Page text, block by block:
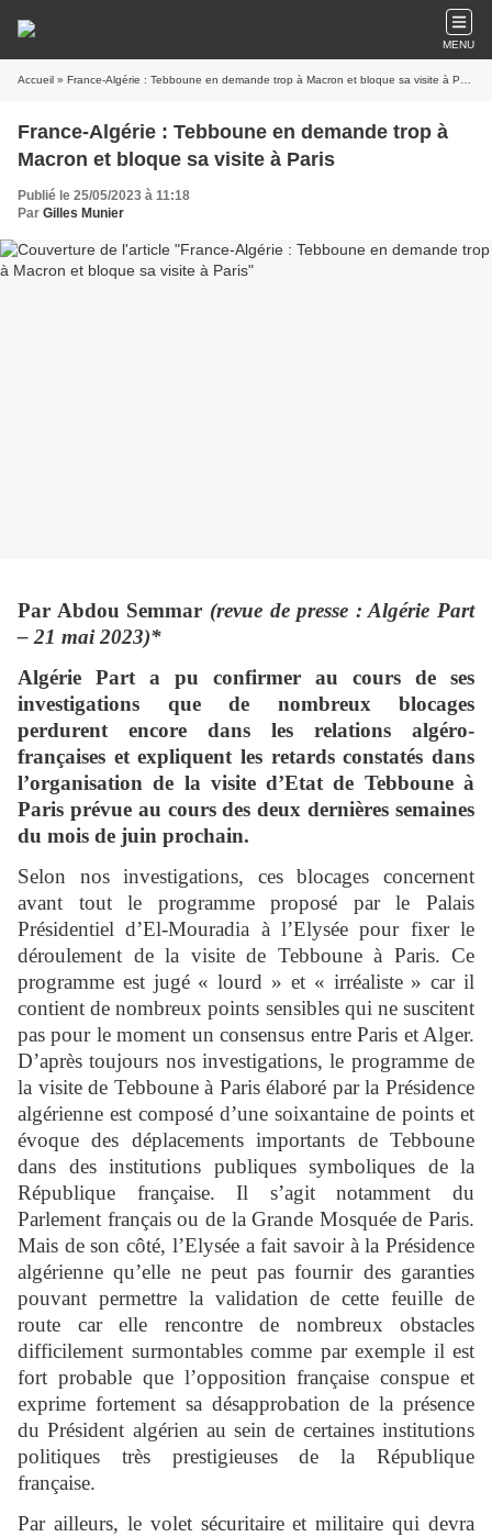
MENU
Accueil » France-Algérie : Tebboune en demande trop à Macron et bloque sa visite à Paris
France-Algérie : Tebboune en demande trop à
Macron et bloque sa visite à Paris
Publié le 25/05/2023 à 11:18
Par Gilles Munier
Par Abdou Semmar (revue de presse : Algérie Part
– 21 mai 2023)*
Algérie Part a pu confirmer au cours de ses
investigations que de nombreux blocages
perdurent encore dans les relations algéro-
françaises et expliquent les retards constatés dans
l’organisation de la visite d’Etat de Tebboune à
Paris prévue au cours des deux dernières semaines
du mois de juin prochain.
Selon nos investigations, ces blocages concernent
avant tout le programme proposé par le Palais
Présidentiel d’El-Mouradia à l’Elysée pour fixer le
déroulement de la visite de Tebboune à Paris. Ce
programme est jugé « lourd » et « irréaliste » car il
contient de nombreux points sensibles qui ne suscitent
pas pour le moment un consensus entre Paris et Alger.
D’après toujours nos investigations, le programme de
la visite de Tebboune à Paris élaboré par la Présidence
algérienne est composé d’une soixantaine de points et
évoque des déplacements importants de Tebboune
dans des institutions publiques symboliques de la
République française. Il s’agit notamment du
Parlement français ou de la Grande Mosquée de Paris.
Mais de son côté, l’Elysée a fait savoir à la Présidence
algérienne qu’elle ne peut pas fournir des garanties
pouvant permettre la validation de cette feuille de
route car elle rencontre de nombreux obstacles
difficilement surmontables comme par exemple il est
fort probable que l’opposition française conspue et
exprime fortement sa désapprobation de la présence
du Président algérien au sein de certaines institutions
politiques très prestigieuses de la République
française.
Par ailleurs, le volet sécuritaire et militaire qui devra